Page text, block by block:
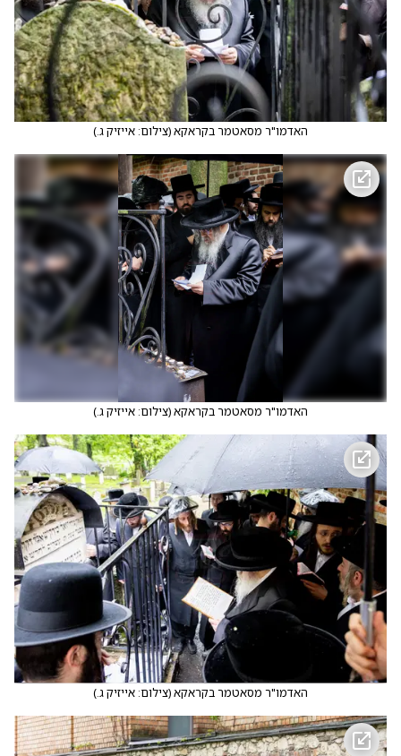
האדמו"ר מסאטמר בקראקא(צילום: אייזיק ג.)
האדמו"ר מסאטמר בקראקא(צילום: אייזיק ג.)
האדמו"ר מסאטמר בקראקא(צילום: אייזיק ג. )